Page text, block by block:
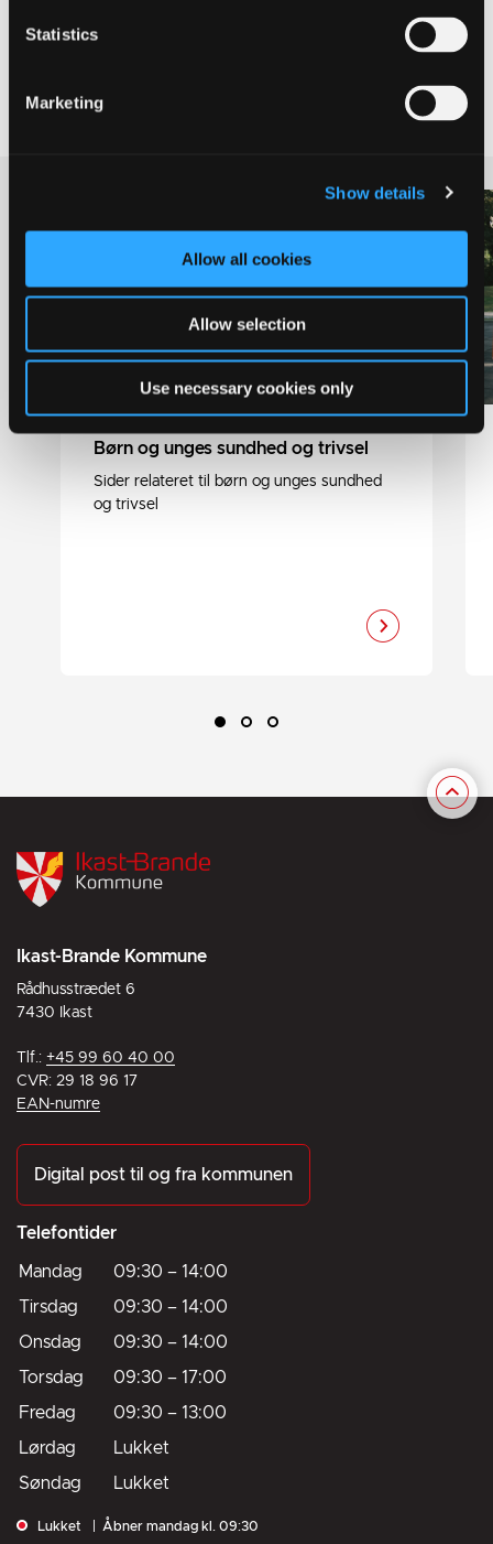
Statistics
Marketing
Show details
Allow all cookies
Allow selection
Use necessary cookies only
Børn og unges sundhed og trivsel
Sider relateret til børn og unges sundhed
og trivsel
Ikast-Brande Kommune
Rådhusstrædet 6
7430 Ikast
Tlf.: +45 99 60 40 00
CVR: 29 18 96 17
EAN-numre
Digital post til og fra kommunen
Telefontider
Mandag 09:30 – 14:00
Tirsdag
09:30 – 14:00
Onsdag
09:30 – 14:00
Torsdag
09:30 – 17:00
Fredag
09:30 – 13:00
Lørdag
Lukket
Søndag
Lukket
Lukket Åbner mandag kl. 09:30